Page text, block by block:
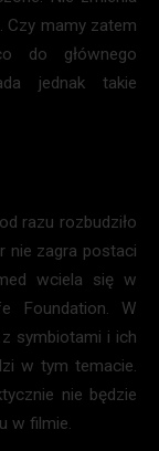
Czy mamy zatem
do głównego
jednak takie
razu rozbudziło
nie zagra postaci
wciela się w
Foundation. W
symbiotami i ich
w tym temacie.
nie będzie
w filmie.